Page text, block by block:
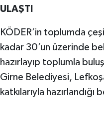
ULAŞTI
KÖDER’in toplumda
kadar 30’un üzerinde
hazırlayıp toplumla
Girne Belediyesi,
katkılarıyla hazırlandığı